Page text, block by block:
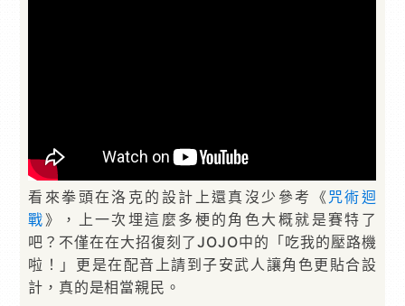
看來拳頭在洛克的設計上還真沒少參考《咒術迴
戰》，上一次埋這麼多梗的角色大概就是賽特了
吧？不僅在在大招復刻了JOJO中的「吃我的壓路機
啦！」更是在配音上請到子安武人讓角色更貼合設
計，真的是相當親民。